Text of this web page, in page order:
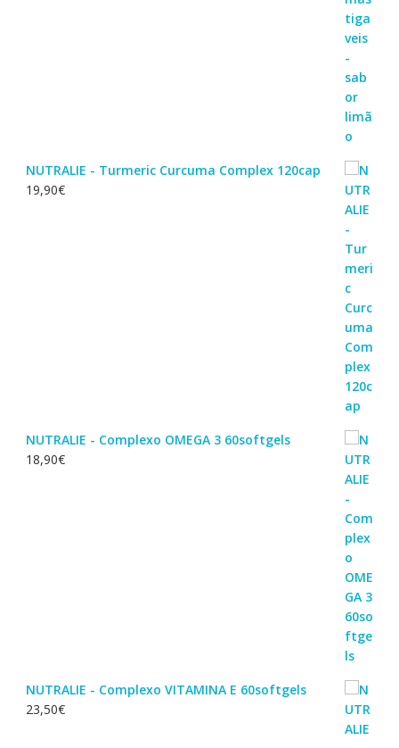
NUTRALIE - Turmeric Curcuma Complex 120cap
19,90€
NUTRALIE - Complexo OMEGA 3 60softgels
18,90€
NUTRALIE - Complexo VITAMINA E 60softgels
23,50€